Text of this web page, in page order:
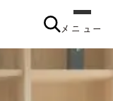
メニュー